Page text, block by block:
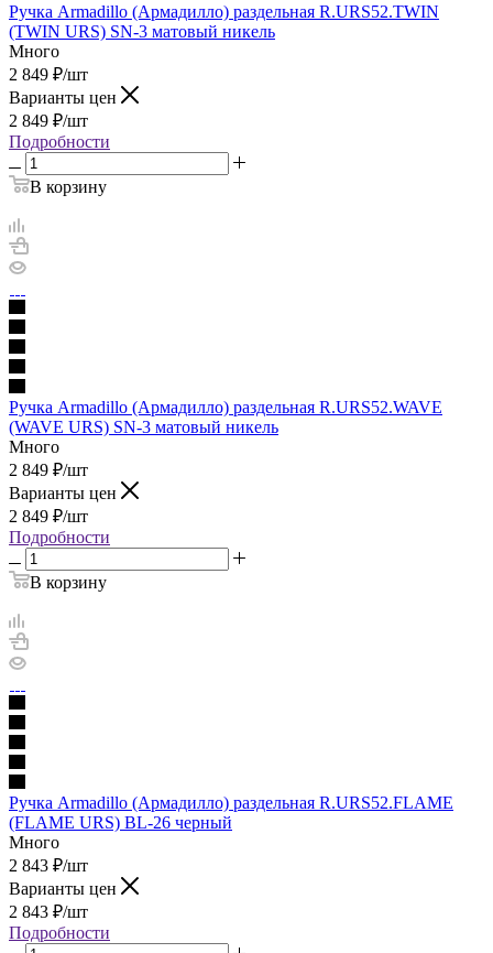
Ручка Armadillo (Армадилло) раздельная R.URS52.TWIN
(TWIN URS) SN-3 матовый никель
Много
2 849 ₽/шт
Варианты цен
2 849 ₽/шт
Подробности
В корзину
Ручка Armadillo (Армадилло) раздельная R.URS52.WAVE
(WAVE URS) SN-3 матовый никель
Много
2 849 ₽/шт
Варианты цен
2 849 ₽/шт
Подробности
В корзину
Ручка Armadillo (Армадилло) раздельная R.URS52.FLAME
(FLAME URS) BL-26 черный
Много
2 843 ₽/шт
Варианты цен
2 843 ₽/шт
Подробности